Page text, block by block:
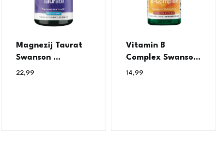
Magnezij Taurat
Swanson ...
22,99
Vitamin B
Complex Swanso...
14,99